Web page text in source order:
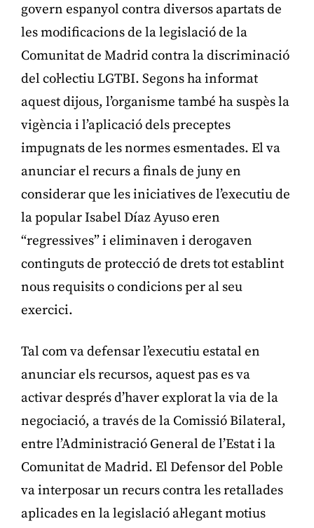
govern espanyol contra diversos apartats de
les modificacions de la legislació de la
Comunitat de Madrid contra la discriminació
del col·lectiu LGTBI. Segons ha informat
aquest dijous, l’organisme també ha suspès la
vigència i l’aplicació dels preceptes
impugnats de les normes esmentades. El va
anunciar el recurs a finals de juny en
considerar que les iniciatives de l’executiu de
la popular Isabel Díaz Ayuso eren
“regressives” i eliminaven i derogaven
continguts de protecció de drets tot establint
nous requisits o condicions per al seu
exercici.
Tal com va defensar l’executiu estatal en
anunciar els recursos, aquest pas es va
activar després d’haver explorat la via de la
negociació, a través de la Comissió Bilateral,
entre l’Administració General de l’Estat i la
Comunitat de Madrid. El Defensor del Poble
va interposar un recurs contra les retallades
aplicades en la legislació al·legant motius